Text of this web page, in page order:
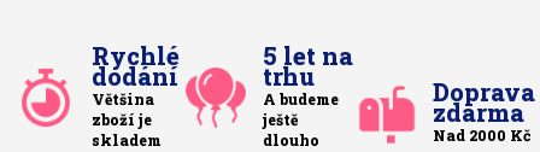
Rychlé
dodání
Většina
zboží je
skladem
5 let na
trhu
A budeme
ještě
dlouho
Doprava
zdarma
Nad 2000 Kč